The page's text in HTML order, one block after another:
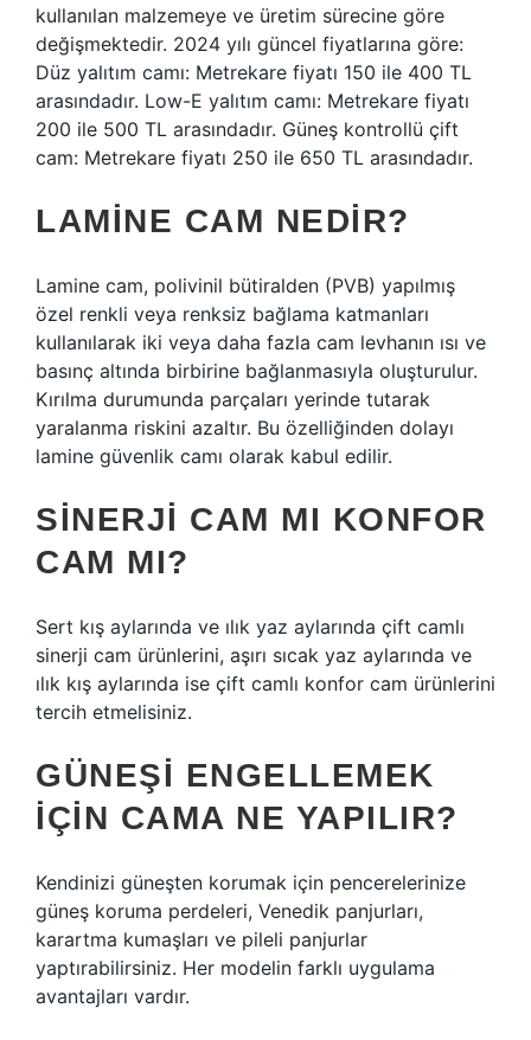
kullanılan malzemeye ve üretim sürecine göre
değişmektedir. 2024 yılı güncel fiyatlarına göre:
Düz yalıtım camı: Metrekare fiyatı 150 ile 400 TL
arasındadır. Low-E yalıtım camı: Metrekare fiyatı
200 ile 500 TL arasındadır. Güneş kontrollü çift
cam: Metrekare fiyatı 250 ile 650 TL arasındadır.
LAMINE CAM NEDIR?
Lamine cam, polivinil bütiralden (PVB) yapılmış
özel renkli veya renksiz bağlama katmanları
kullanılarak iki veya daha fazla cam levhanın ısı ve
basınç altında birbirine bağlanmasıyla oluşturulur.
Kırılma durumunda parçaları yerinde tutarak
yaralanma riskini azaltır. Bu özelliğinden dolayı
lamine güvenlik camı olarak kabul edilir.
SINERJI CAM MI KONFOR
CAM MI?
Sert kış aylarında ve ılık yaz aylarında çift camlı
sinerji cam ürünlerini, aşırı sıcak yaz aylarında ve
ılık kış aylarında ise çift camlı konfor cam ürünlerini
tercih etmelisiniz.
GÜNEŞI ENGELLEMEK
IÇIN CAMA NE YAPILIR?
Kendinizi güneşten korumak için pencerelerinize
güneş koruma perdeleri, Venedik panjurları,
karartma kumaşları ve pileli panjurlar
yaptırabilirsiniz. Her modelin farklı uygulama
avantajları vardır.